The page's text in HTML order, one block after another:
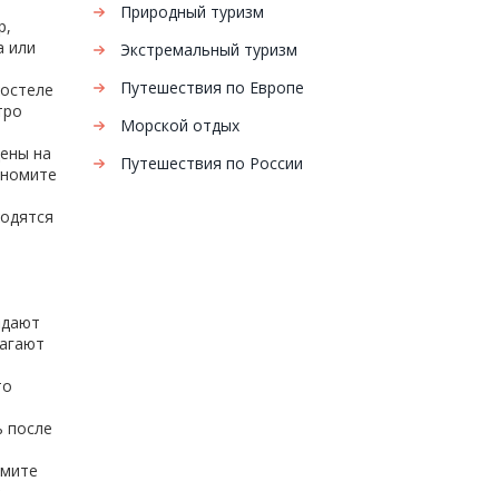
или
на
после
Природный туризм
Экстремальный туризм
Путешествия по Европе
Морской отдых
Путешествия по России